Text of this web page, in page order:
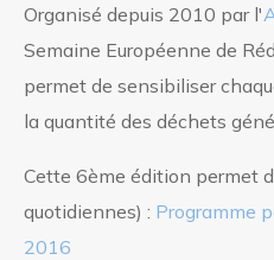
Organisé depuis 2010 par l'
Semaine Européenne de
permet de sensibiliser
la quantité des déchets
Cette 6ème édition permet
quotidiennes) : Programme
2016